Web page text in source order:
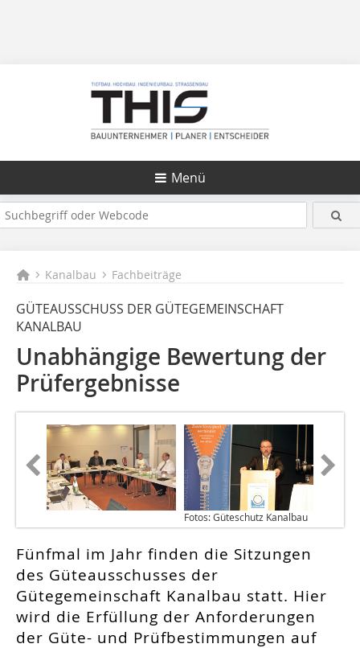
Menü
Kanalbau Fachbeiträge
GÜTEAUSSCHUSS DER GÜTEGEMEINSCHAFT
KANALBAU
Unabhängige Bewertung der
Prüfergebnisse
Fotos: Güteschutz Kanalbau
Fünfmal im Jahr finden die Sitzungen
des Güteausschusses der
Gütegemeinschaft Kanalbau statt. Hier
wird die Erfüllung der Anforderungen
der Güte- und Prüfbestimmungen auf